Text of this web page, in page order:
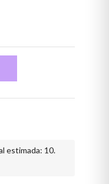
estimada: 10.